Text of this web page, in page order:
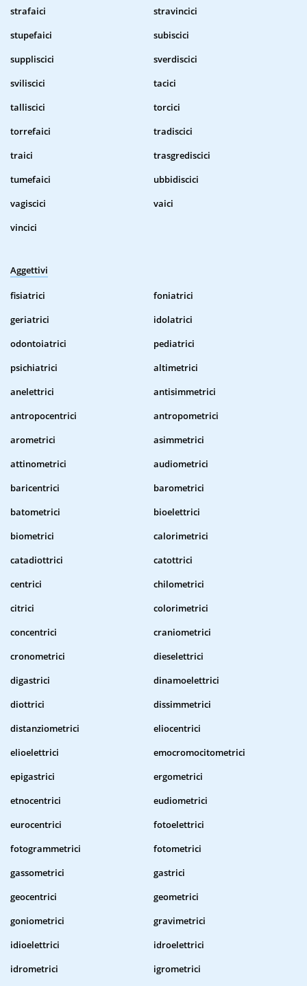
strafaici
stravincici
stupefaici
subiscici
suppliscici
sverdiscici
sviliscici
tacici
talliscici
torcici
torrefaici
tradiscici
traici
trasgrediscici
tumefaici
ubbidiscici
vagiscici
vaici
vincici
Aggettivi
fisiatrici
foniatrici
geriatrici
idolatrici
odontoiatrici
pediatrici
psichiatrici
altimetrici
anelettrici
antisimmetrici
antropocentrici
antropometrici
arometrici
asimmetrici
attinometrici
audiometrici
baricentrici
barometrici
batometrici
bioelettrici
biometrici
calorimetrici
catadiottrici
catottrici
centrici
chilometrici
citrici
colorimetrici
concentrici
craniometrici
cronometrici
dieselettrici
digastrici
dinamoelettrici
diottrici
dissimmetrici
distanziometrici
eliocentrici
elioelettrici
emocromocitometrici
epigastrici
ergometrici
etnocentrici
eudiometrici
eurocentrici
fotoelettrici
fotogrammetrici
fotometrici
gassometrici
gastrici
geocentrici
geometrici
goniometrici
gravimetrici
idioelettrici
idroelettrici
idrometrici
igrometrici